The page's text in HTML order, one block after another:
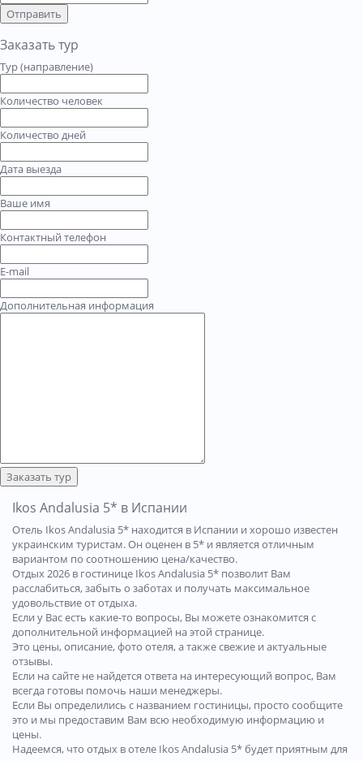
Отправить
Заказать тур
Тур (направление)
Количество человек
Количество дней
Дата выезда
Ваше имя
Контактный телефон
E-mail
Дополнительная информация
Заказать тур
Ikos Andalusia 5* в Испании
Отель Ikos Andalusia 5* находится в Испании и хорошо известен
украинским туристам. Он оценен в 5* и является отличным
вариантом по соотношению цена/качество.
Отдых 2026 в гостинице Ikos Andalusia 5* позволит Вам
расслабиться, забыть о заботах и получать максимальное
удовольствие от отдыха.
Если у Вас есть какие-то вопросы, Вы можете ознакомится с
дополнительной информацией на этой странице.
Это цены, описание, фото отеля, а также свежие и актуальные
отзывы.
Если на сайте не найдется ответа на интересующий вопрос, Вам
всегда готовы помочь наши менеджеры.
Если Вы определились с названием гостиницы, просто сообщите
это и мы предоставим Вам всю необходимую информацию и
цены.
Надеемся, что отдых в отеле Ikos Andalusia 5* будет приятным для